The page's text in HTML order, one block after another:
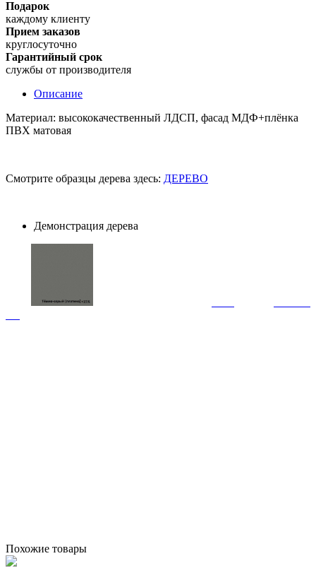
Подарок
каждому клиенту
Прием заказов
круглосуточно
Гарантийный срок
службы от производителя
Описание
Материал: высококачественный ЛДСП, фасад МДФ+плёнка
ПВХ матовая
Смотрите образцы дерева здесь: ДЕРЕВО
Демонстрация дерева
Похожие товары